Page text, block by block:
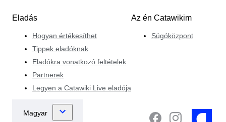
Eladás
Hogyan értékesíthet
Tippek eladóknak
Eladókra vonatkozó feltételek
Partnerek
Legyen a Catawiki Live eladója
Az én Catawikim
Súgóközpont